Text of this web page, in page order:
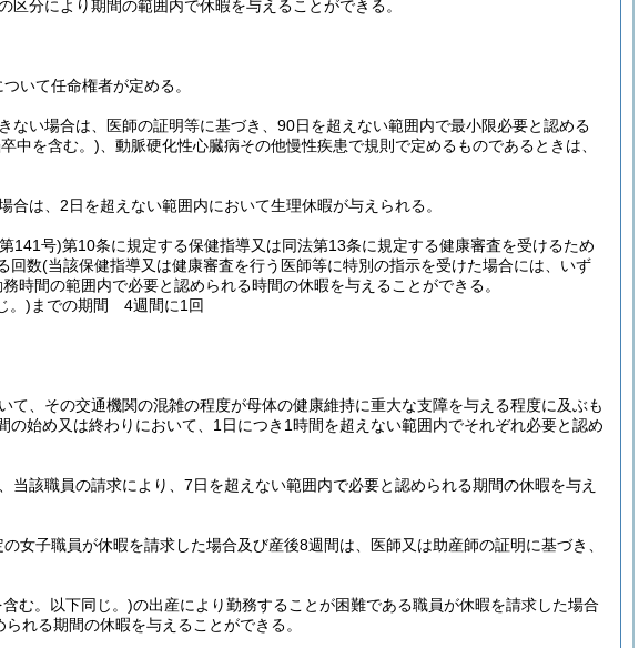
分により期間の範囲内で休暇を与えることができる。
いて任命権者が定める。
い場合は、医師の証明等に基づき、90日を超えない範囲内で最小限必要と認める
中を含む。) 、動脈硬化性心臓病その他慢性疾患で規則で定めるものであるときは、
は、2日を超えない範囲内において生理休暇が与えられる。
141号)第10条に規定する保健指導又は同法第13条に規定する健康審査を受けるため
回数(当該保健指導又は健康審査を行う医師等に特別の指示を受けた場合には、いず
時間の範囲内で必要と認められる時間の休暇を与えることができる。
。) までの期間 4週間に1回
、その交通機関の混雑の程度が母体の健康維持に重大な支障を与える程度に及ぶも
始め又は終わりにおいて、1日につき1時間を超えない範囲内でそれぞれ必要と認め
該職員の請求により、7日を超えない範囲内で必要と認められる期間の休暇を与え
女子職員が休暇を請求した場合及び産後8週間は、医師又は助産師の証明に基づき、
む。以下同じ。)の出産により勤務することが困難である職員が休暇を請求した場合
れる期間の休暇を与えることができる。